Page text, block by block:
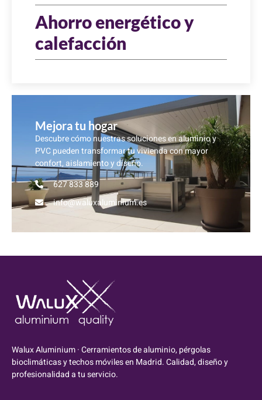
Ahorro energético y
calefacción
Mejora tu hogar
Descubre cómo nuestras soluciones en aluminio y
PVC pueden transformar tu vivienda con mayor
confort, aislamiento y diseño.
627 833 889
info@waluxaluminium.es
Walux Aluminium · Cerramientos de aluminio, pérgolas
bioclimáticas y techos móviles en Madrid. Calidad, diseño y
profesionalidad a tu servicio.